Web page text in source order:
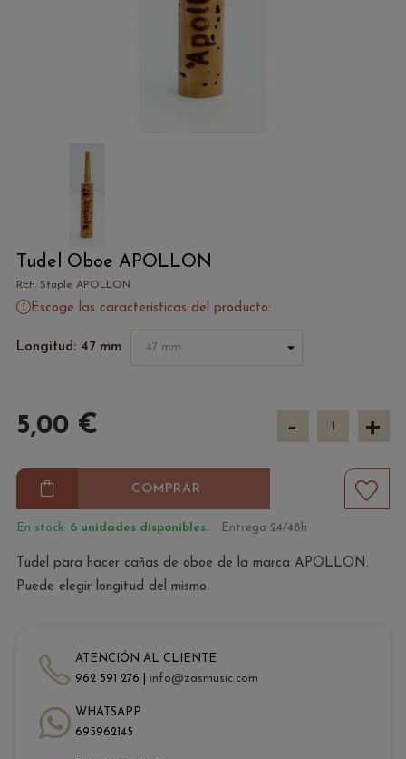
Tudel Oboe APOLLON
REF. Staple APOLLON
Escoge las características del producto:
Longitud: 47 mm
5,00 € - +
COMPRAR
En stock: 6 unidades disponibles. Entrega 24/48h
Tudel para hacer cañas de oboe de la marca APOLLON.
Puede elegir longitud del mismo.
ATENCIÓN AL CLIENTE
962 591 276 | info@zasmusic.com
WHATSAPP
695962145